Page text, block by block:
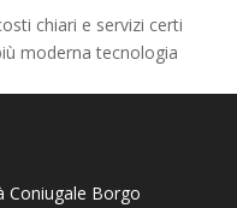
chiari e servizi certi
moderna tecnologia
Coniugale Borgo